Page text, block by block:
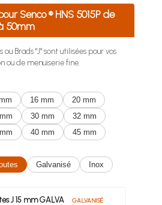
Senco ® HNS 5015P de
50mm
Brads "J" sont utilisées pour vos
ou de menuiserie fine.
16 mm
20 mm
30 mm
32 mm
40 mm
45 mm
Galvanisé Inox
J 15 mm GALVA GALVANISÉ